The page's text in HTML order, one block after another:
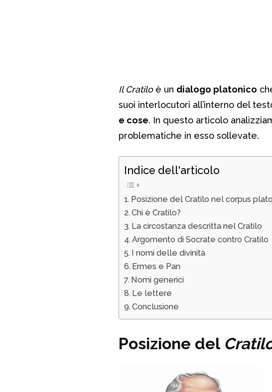
Il Cratiloè un dialogo platonico
suoi interlocutori all’interno del
e cose. In questo articolo
problematiche in esso sollevate.
Indice dell'articolo
Posizione del Cratilo nel corpus
Chi è Cratilo?
La circostanza descritta nel Cratilo
Argomento di Socrate contro Cratilo
I nomi delle divinità
Ermes e Pan
Nomi generici
Le lettere
Conclusione
Posizione del